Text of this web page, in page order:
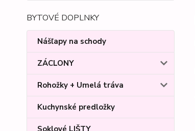
BYTOVÉ DOPLNKY
Nášľapy na schody
ZÁCLONY
Rohožky + Umelá tráva
Kuchynské predložky
Soklové LIŠTY